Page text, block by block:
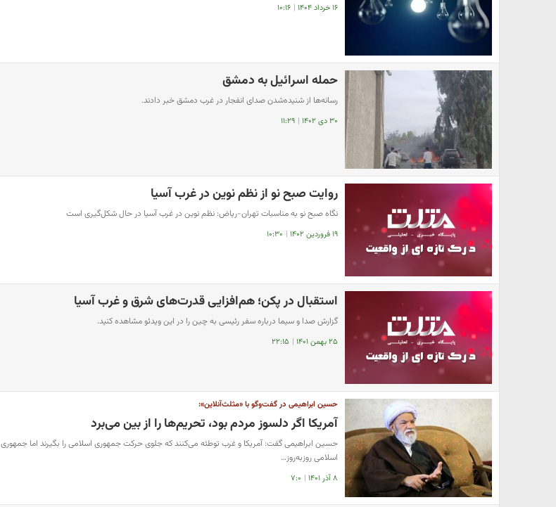
۱۶ خرداد ۱۴۰۴ | ۱۰:۱۶
حمله اسرائیل به دمشق
رسانه‌ها از شنیده‌شدن صدای انفجار در غرب دمشق خبر دادند.
۳۰ دی ۱۴۰۲ | ۱۱:۲۹
روایت صبح نو از نظم نوین در غرب آسیا
نگاه صبح نو به مناسبات تهران-ریاض: نظم نوین در غرب آسیا در حال شکل‌گیری است
۱۹ فروردین ۱۴۰۲ | ۱۰:۳۰
استقبال در پکن‌؛ هم‌افزایی قدرت‌های شرق و غرب آسیا
گزارش صدا و سیما درباره سفر رئیسی به چین را در این ویدئو مشاهده کنید.
۲۵ بهمن ۱۴۰۱ | ۲۲:۱۵
حسین ابراهیمی در گفت‌وگو با «مثلث‌آنلاین»:
آمریکا اگر دلسوز مردم بود، تحریم‌ها را از بین می‌برد
حسین ابراهیمی گفت: آمریکا و غرب توطئه می‌کنند که جلوی حرکت جمهوری اسلامی را بگیرند اما جمهوری
اسلامی روز‌به‌روز…
۸ آذر ۱۴۰۱ | ۷:۰